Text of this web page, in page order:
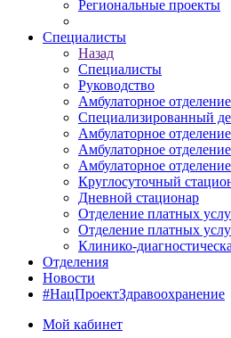
Региональные проекты
Специалисты
Назад
Специалисты
Руководство
Амбулаторное
Специализированный
Амбулаторное
Амбулаторное
Амбулаторное
Круглосуточный
Дневной стационар
Отделение платных
Отделение платных
Клинико-
Отделения
Новости
#НацПроектЗдравоохранение
Мой кабинет